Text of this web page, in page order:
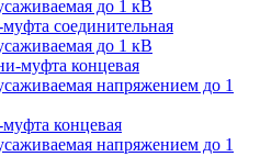
соединительная
до 1 кВ
концевая
напряжением до 1